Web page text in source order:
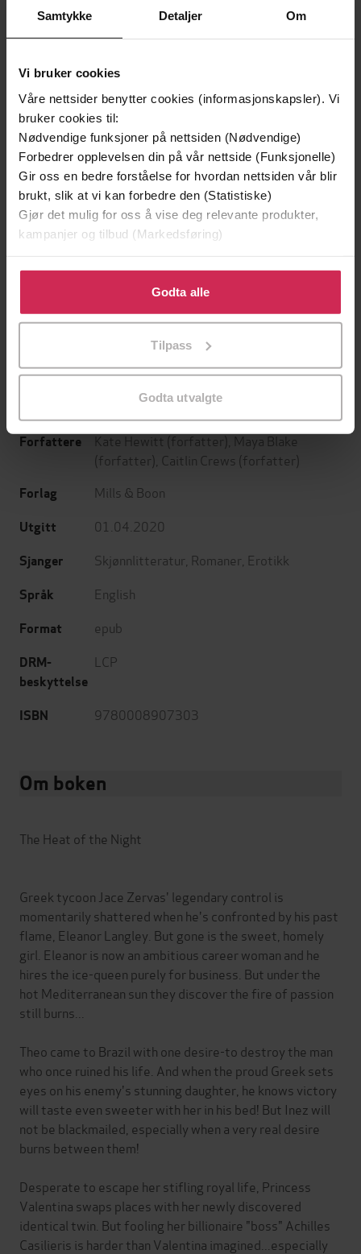
Samtykke Detaljer Om
Vi bruker cookies
Våre nettsider benytter cookies (informasjonskapsler). Vi
bruker cookies til:
Nødvendige funksjoner på nettsiden (Nødvendige)
Forbedrer opplevelsen din på vår nettside (Funksjonelle)
Gir oss en bedre forståelse for hvordan nettsiden vår blir
brukt, slik at vi kan forbedre den (Statistiske)
Gjør det mulig for oss å vise deg relevante produkter,
kampanjer og tilbud (Markedsføring)
Klikk på «Godta alle» for å gi oss ditt samtykke til å
bruke cookies for alle disse formålene. Du kan også
tilpasse ditt samtykke til spesifikke formål ved å klikke
Godta alle
Tilpass
Godta utvalgte
199,-
Minnesota
Jo Nesbø
Utskudd
Bound to the Greek (Harlequin The
Billionaires Collection) / What The Greek
Wants Most / The Billionaire's Secret
Princess
Forfattere Kate Hewitt(forfatter),Maya Blake
(forfatter), Caitlin Crews (forfatter)
Forlag Mills & Boon
Utgitt 01.04.2020
Sjanger Skjønnlitteratur Romaner Erotikk
Språk English
Format epub
DRM-
beskyttelse
LCP
ISBN 9780008907303
Om boken
The Heat of the Night
Greek tycoon Jace Zervas' legendary control is
momentarily shattered when he's confronted by his past
flame, Eleanor Langley. But gone is the sweet, homely
girl. Eleanor is now an ambitious career woman and he
hires the ice-queen purely for business. But under the
hot Mediterranean sun they discover the fire of passion
still burns...
Theo came to Brazil with one desire-to destroy the man
who once ruined his life. And when the proud Greek sets
eyes on his enemy's stunning daughter, he knows victory
will taste even sweeter with her in his bed! But Inez will
not be blackmailed, especially when a very real desire
burns between them!
Desperate to escape her stifling royal life, Princess
Valentina swaps places with her newly discovered
identical twin. But fooling her billionaire "boss" Achilles
Casilieris is harder than Valentina imagined...especially